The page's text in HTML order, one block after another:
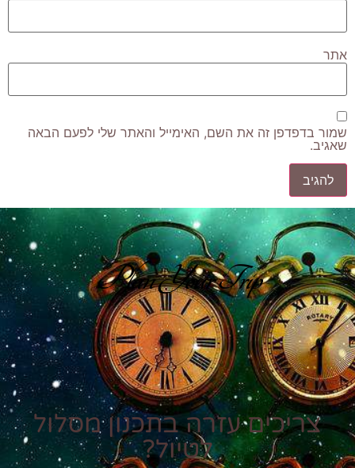
אתר
שמור בדפדפן זה את השם, האימייל והאתר שלי לפעם הבאה
שאגיב.
Plan Your Trip
צריכים עזרה בתכנון מסלול
לטיול?